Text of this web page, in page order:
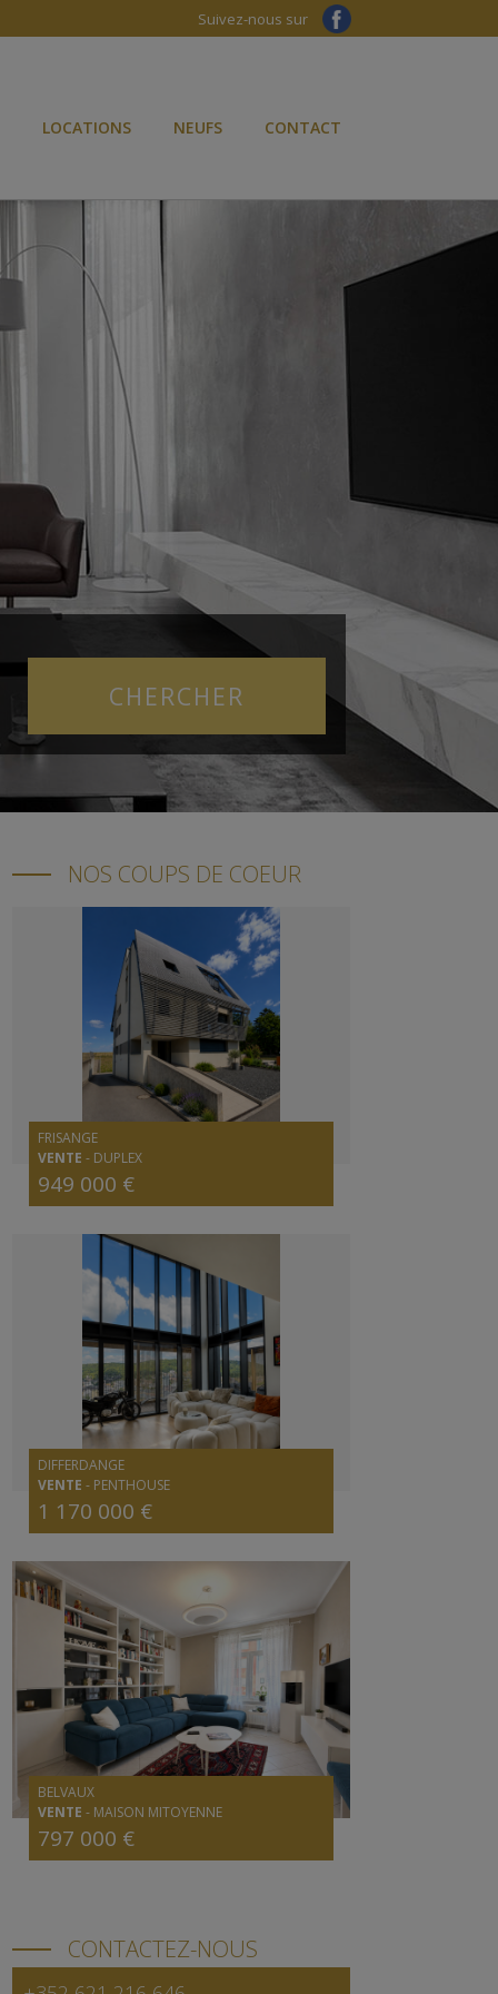
Suivez-nous sur
LOCATIONS NEUFS CONTACT
NOS COUPS DE COEUR
FRISANGE
VENTE - DUPLEX
949 000 €
DIFFERDANGE
VENTE - PENTHOUSE
1 170 000 €
BELVAUX
VENTE - MAISON MITOYENNE
797 000 €
CONTACTEZ-NOUS